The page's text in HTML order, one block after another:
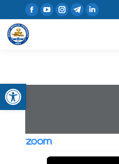
Открыть панель инструментов